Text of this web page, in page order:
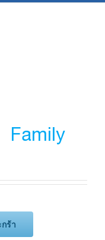
ร้า